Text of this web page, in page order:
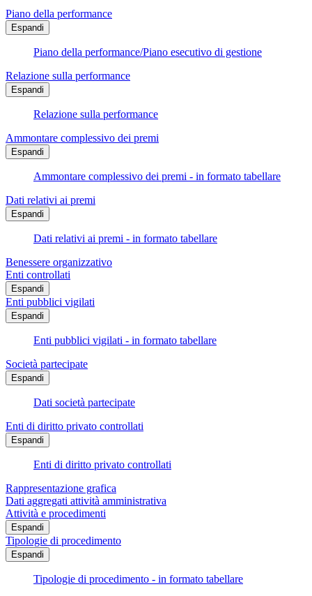
Piano della performance
Espandi
Piano della performance/Piano esecutivo di gestione
Relazione sulla performance
Espandi
Relazione sulla performance
Ammontare complessivo dei premi
Espandi
Ammontare complessivo dei premi - in formato tabellare
Dati relativi ai premi
Espandi
Dati relativi ai premi - in formato tabellare
Benessere organizzativo
Enti controllati
Espandi
Enti pubblici vigilati
Espandi
Enti pubblici vigilati - in formato tabellare
Società partecipate
Espandi
Dati società partecipate
Enti di diritto privato controllati
Espandi
Enti di diritto privato controllati
Rappresentazione grafica
Dati aggregati attività amministrativa
Attività e procedimenti
Espandi
Tipologie di procedimento
Espandi
Tipologie di procedimento - in formato tabellare